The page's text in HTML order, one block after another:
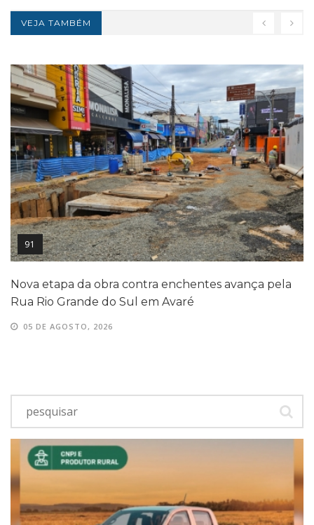
VEJA TAMBÉM
91
Nova etapa da obra contra enchentes avança pela
Rua Rio Grande do Sul em Avaré
05 DE AGOSTO, 2026